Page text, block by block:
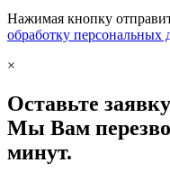
Нажимая кнопку
обработку персональных
×
Оставьте
Мы Вам
минут.